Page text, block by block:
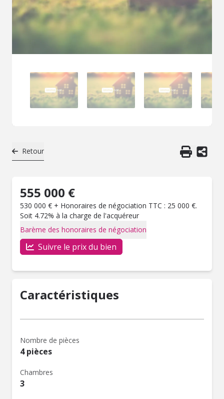
Retour
555 000 €
530 000 € + Honoraires de négociation TTC : 25 000 €.
Soit 4.72% à la charge de l'acquéreur
Barème des honoraires de négociation
Suivre le prix du bien
Caractéristiques
Nombre de pièces
4 pièces
Chambres
3